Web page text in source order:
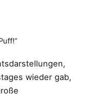
wieder gab,